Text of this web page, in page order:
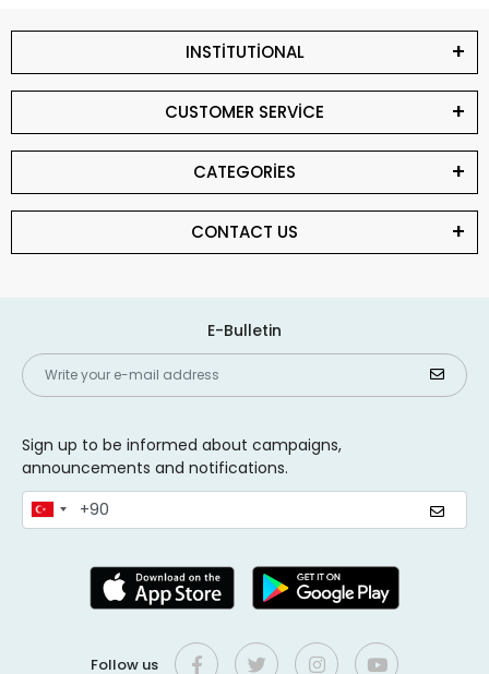
INSTİTUTİONAL
CUSTOMER SERVİCE
CATEGORİES
CONTACT US
E-Bulletin
Sign up to be informed about campaigns,
announcements and notifications.
Follow us